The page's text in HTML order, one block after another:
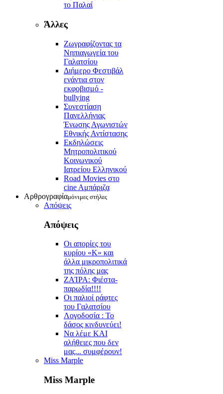
το Παλαί
Άλλες
Ζωγραφίζοντας τα
Νηπιαγωγεία του
Γαλατσίου
Διήμερο Φεστιβάλ
ενάντια στον
εκφοβισμό -
bullying
Συνεστίαση
Πανελλήνιας
Ένωσης Αγωνιστών
Εθνικής Αντίστασης
Εκδηλώσεις
Μητροπολιτικού
Κοινωνικού
Ιατρείου Ελληνικού
Road Movies στο
cine Aμπάριζα
Αρθρογραφίαμόνιμες στήλες
Απόψεις
Απόψεις
Οι απορίες του
κυρίου «Κ» και
άλλα μικροπολιτικά
της πόλης μας
ZAΊΡΑ: Φιέστα-
παρωδία!!!!
Οι παλιοί ράφτες
του Γαλατσίου
Λογοδοσία : Το
δάσος κινδυνεύει!
Να λέμε ΚΑΙ
αλήθειες που δεν
μας... συμφέρουν!
Miss Marple
Miss Marple